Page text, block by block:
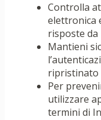
Controlla
elettronica
risposte
Mantieni
ripristinato
Per
utilizzare
termini di